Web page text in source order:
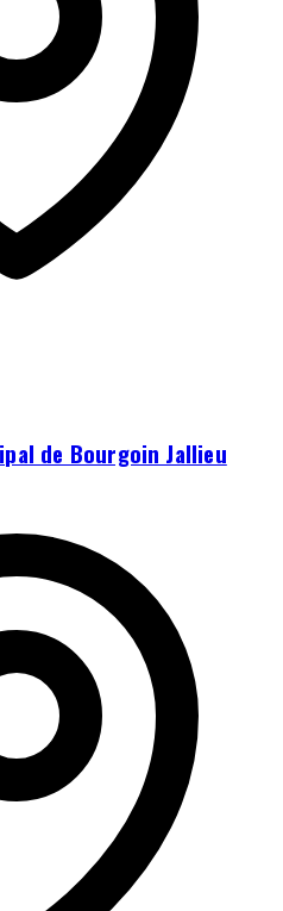
de Bourgoin Jallieu